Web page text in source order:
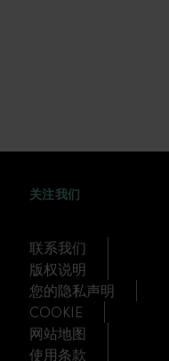
关注我们
联系我们
版权说明
您的隐私声明
COOKIE
网站地图
使用条款